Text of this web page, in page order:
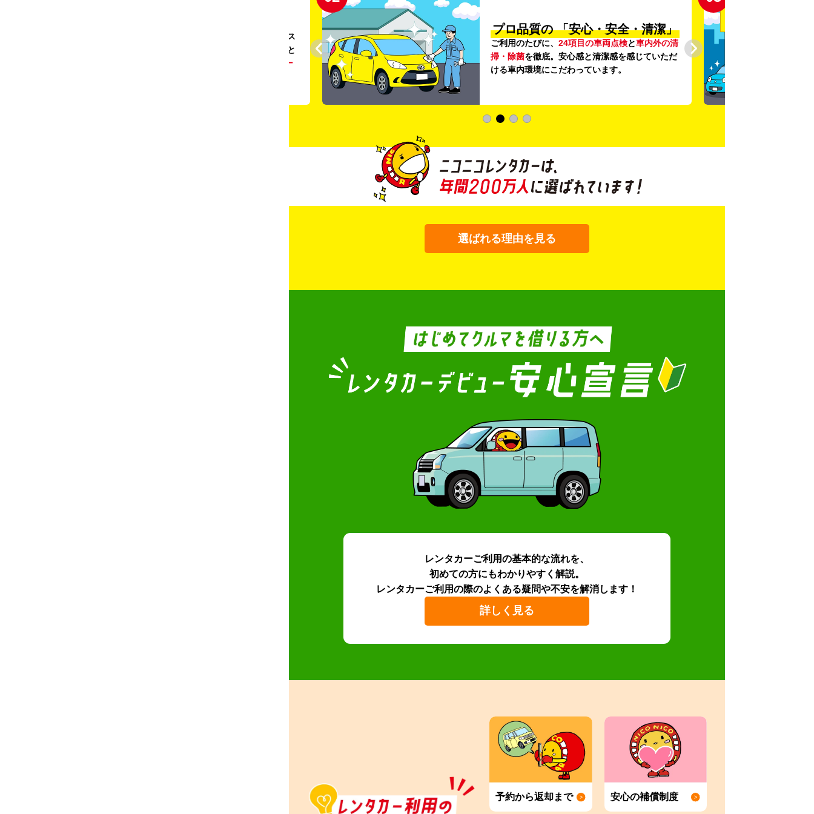
。ガソリンス
タンドや整備工場の既存インフラを活用すること
リー
プロ品質の 「安心・安全・清潔」
ご利用のたびに、 24項目の車両点検と車内外の清
掃・除菌を徹底。安心感と清潔感を感じていただ
ける車内環境にこだわっています。
選ばれる理由を見る
レンタカーご利用の基本的な流れを、
初めての方にもわかりやすく解説。
レンタカーご利用の際のよくある疑問や不安を解消します！
詳しく見る
予約から返却まで 安心の補償制度